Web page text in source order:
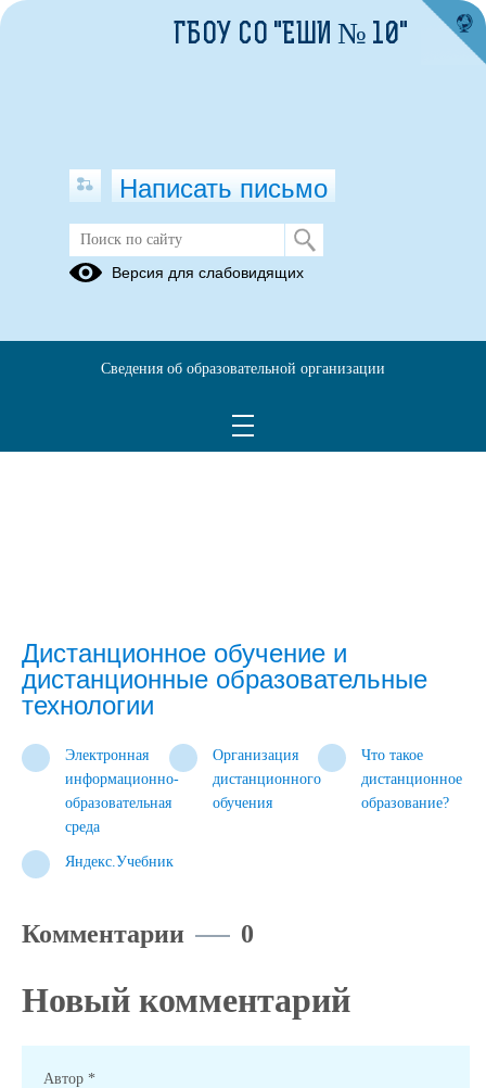
Дистанционное обучение и
дистанционные образовательные
технологии
Электронная
информационно-
образовательная
среда
Организация
дистанционного
обучения
Что такое
дистанционное
образование?
Яндекс.Учебник
Комментарии 0
Новый комментарий
Автор *
ГБОУ СО "ЕШИ № 10"
Написать письмо
Версия для слабовидящих
Сведения об образовательной организации